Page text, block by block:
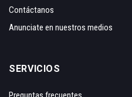
Contáctanos
Anunciate en nuestros medios
SERVICIOS